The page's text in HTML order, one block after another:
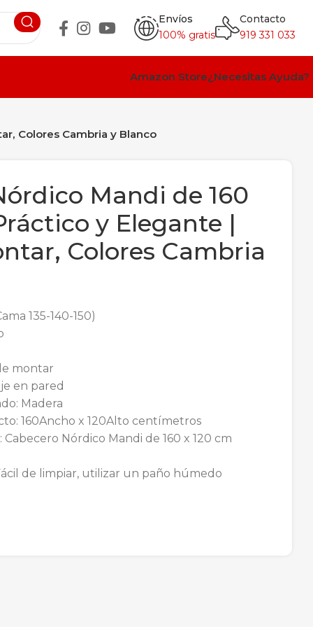
Envíos
100% gratis
Contacto
919 331 033
Amazon Store¿Necesitas Ayuda?
Colores Cambria y Blanco
Mandi de 160
y Elegante |
Colores Cambria
135-140-150)
montar
en pared
Madera
160Ancho x 120Alto centímetros
Nórdico Mandi de 160 x 120 cm
de limpiar, utilizar un paño húmedo